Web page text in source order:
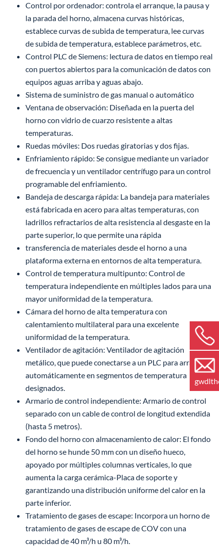
Control por ordenador: controla el arranque, la pausa y
la parada del horno, almacena curvas históricas,
establece curvas de subida de temperatura, lee curvas
de subida de temperatura, establece parámetros, etc.
Control PLC de Siemens: lectura de datos en tiempo real
con puertos abiertos para la comunicación de datos con
equipos aguas arriba y aguas abajo.
Sistema de suministro de gas manual o automático
Ventana de observación: Diseñada en la puerta del
horno con vidrio de cuarzo resistente a altas
temperaturas.
Ruedas móviles: Dos ruedas giratorias y dos fijas.
Enfriamiento rápido: Se consigue mediante un variador
de frecuencia y un ventilador centrífugo para un control
programable del enfriamiento.
Bandeja de descarga rápida: La bandeja para materiales
está fabricada en acero para altas temperaturas, con
ladrillos refractarios de alta resistencia al desgaste en la
parte superior, lo que permite una rápida
transferencia de materiales desde el horno a una
plataforma externa en entornos de alta temperatura.
Control de temperatura multipunto: Control de
temperatura independiente en múltiples lados para una
mayor uniformidad de la temperatura.
Cámara del horno de alta temperatura con
calentamiento multilateral para una excelente
uniformidad de la temperatura.
Ventilador de agitación: Ventilador de agitación
metálico, que puede conectarse a un PLC para arrancar
automáticamente en segmentos de temperatura
designados.
Armario de control independiente: Armario de control
separado con un cable de control de longitud extendida
(hasta 5 metros).
Fondo del horno con almacenamiento de calor: El fondo
del horno se hunde 50 mm con un diseño hueco,
apoyado por múltiples columnas verticales, lo que
aumenta la carga cerámica-Placa de soporte y
garantizando una distribución uniforme del calor en la
parte inferior.
Tratamiento de gases de escape: Incorpora un horno de
tratamiento de gases de escape de COV con una
capacidad de 40 m³/h u 80 m³/h.